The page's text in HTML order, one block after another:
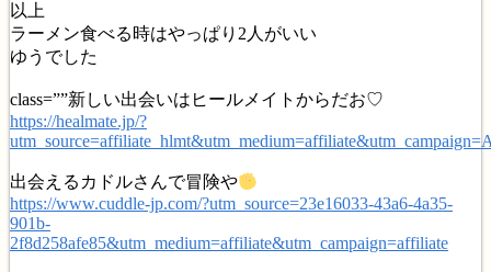
以上
ラーメン食べる時はやっぱり2人がいい
ゆうでした
class=””新しい出会いはヒールメイトからだお♡
https://healmate.jp/?
出会えるカドルさんで冒険や
https://www.cuddle-jp.com/?utm_source=23e16033-43a6-4a35-
901b-
2f8d258afe85&utm_medium=affiliate&utm_campaign=affiliate